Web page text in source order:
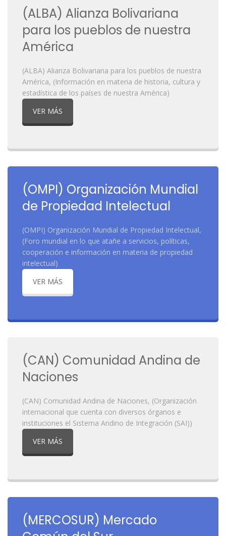
(ALBA) Alianza Bolivariana
para los pueblos de nuestra
América
(ALBA) Alianza Bolivariana para los pueblos de nuestra
América, (Información en materia de historia, cultura y
estadística de los países de nuestra América)
VER MÁS
(OMPI) Organización Mundial
de Propiedad Intelectual
(OMPI) Organización Mundial de Propiedad Intelectual,
(Foro mundial en lo que atañe a servicios, políticas,
cooperación e información en materia de propiedad
intelectual)
VER MÁS
(CAN) Comunidad Andina de
Naciones
(CAN) Comunidad Andina de Naciones, (Organización
internacional que cuenta con diversos órganos e
instituciones el Sistema Andino de Integración (SAI))
VER MÁS
(MERCOSUR) Mercado